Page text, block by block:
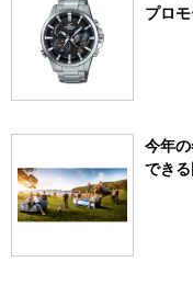
プロ
今年
でき